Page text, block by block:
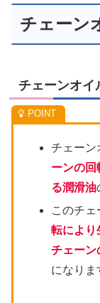
チェーン
チェーンオイ
チェーン
ーンの回
る潤滑油
このチ
転により
チェーン
になりま